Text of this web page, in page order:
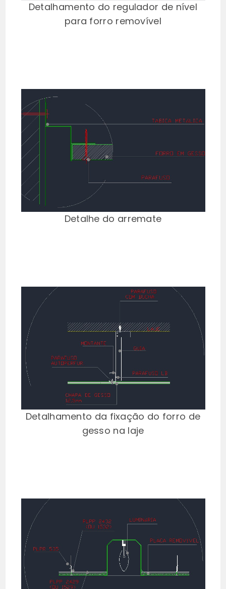
Detalhamento do regulador de nível
para forro removível
Detalhe do arremate
Detalhamento da fixação do forro de
gesso na laje